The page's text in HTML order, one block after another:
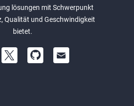
lösungen mit Schwerpunkt
Qualität und Geschwindigkeit
bietet.